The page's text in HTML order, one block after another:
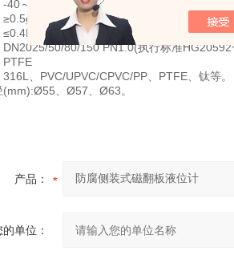
40～130℃
cm³
DN2025/50/80/150 PN1.0(执行标准
PTFE
、PVC/UPVC/CPVC/PP、PTFE、钛等。
(mm):Ø55、Ø57、Ø63。
产品：
的单位：